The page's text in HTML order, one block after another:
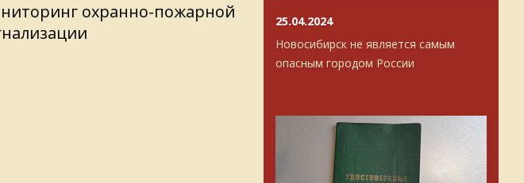
охранно-пожарной
Новосибирск не является самым
опасным городом России
25.04.2024